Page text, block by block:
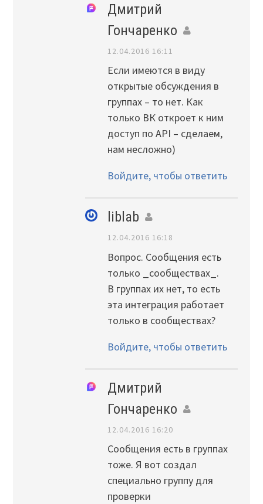
Дмитрий
Гончаренко
12.04.2016 16:11
Если имеются в виду
открытые обсуждения в
группах – то нет. Как
только ВК откроет к ним
доступ по API – сделаем,
нам несложно)
Войдите, чтобы ответить
liblab
12.04.2016 16:18
Вопрос. Сообщения есть
только _сообществах_.
В группах их нет, то есть
эта интеграция работает
только в сообществах?
Войдите, чтобы ответить
Дмитрий
Гончаренко
12.04.2016 16:20
Сообщения есть в группах
тоже. Я вот создал
специально группу для
проверки